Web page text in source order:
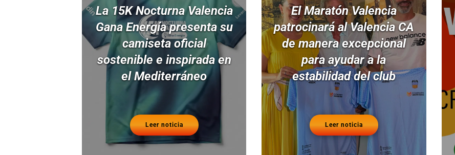
La 15K Nocturna Valencia
Gana Energía presenta su
camiseta oficial
sostenible e inspirada en
el Mediterráneo
Leer noticia
El Maratón Valencia
patrocinará al Valencia CA
de manera excepcional
para ayudar a la
estabilidad del club
Leer noticia